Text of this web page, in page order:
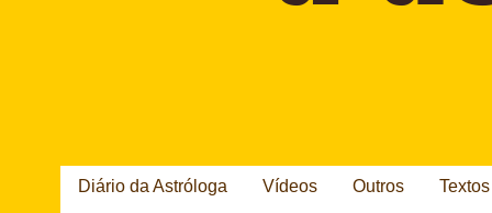
Diário da Astróloga Vídeos Outros